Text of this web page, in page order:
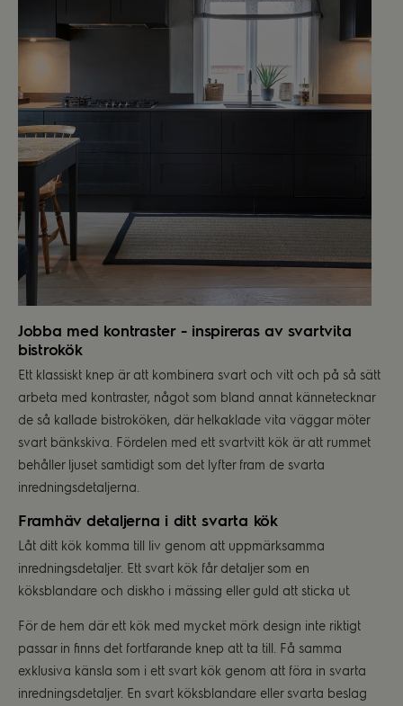
Jobba med kontraster - inspireras av svartvita
bistrokök
Ett klassiskt knep är att kombinera svart och vitt och på så sätt
arbeta med kontraster, något som bland annat kännetecknar
de så kallade bistroköken, där helkaklade vita väggar möter
svart bänkskiva. Fördelen med ett svartvitt kök är att rummet
behåller ljuset samtidigt som det lyfter fram de svarta
inredningsdetaljerna.
Framhäv detaljerna i ditt svarta kök
Låt ditt kök komma till liv genom att uppmärksamma
inredningsdetaljer. Ett svart kök får detaljer som en
köksblandare och diskho i mässing eller guld att sticka ut.
För de hem där ett kök med mycket mörk design inte riktigt
passar in finns det fortfarande knep att ta till. Få samma
exklusiva känsla som i ett svart kök genom att föra in svarta
inredningsdetaljer. En svart köksblandare eller svarta beslag